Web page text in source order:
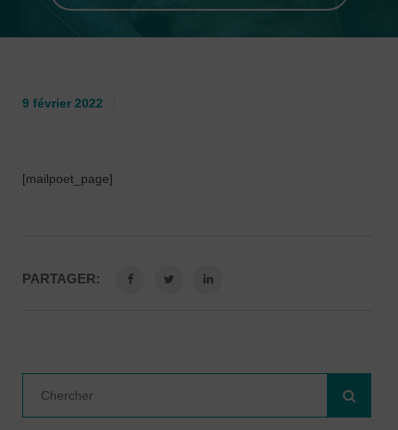
9 février 2022
[mailpoet_page]
PARTAGER: